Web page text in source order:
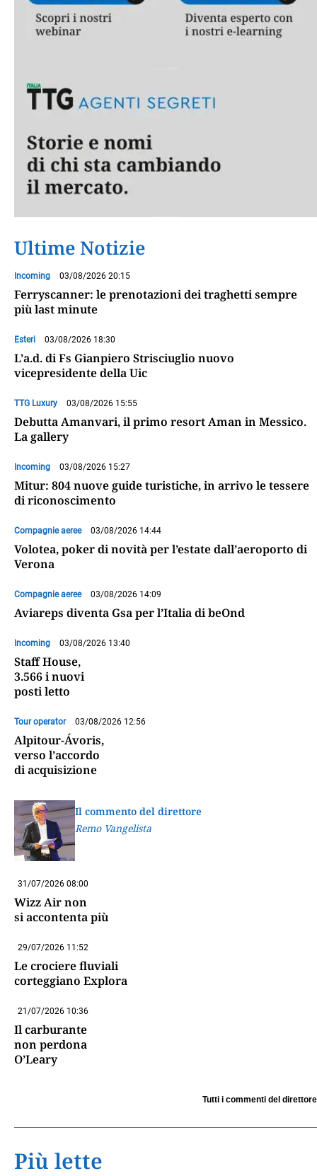
Ultime Notizie
Incoming 03/08/2026 20:15
Ferryscanner: le prenotazioni dei traghetti sempre
più last minute
Esteri 03/08/2026 18:30
L’a.d. di Fs Gianpiero Strisciuglio nuovo
vicepresidente della Uic
TTG Luxury 03/08/2026 15:55
Debutta Amanvari, il primo resort Aman in Messico.
La gallery
Incoming 03/08/2026 15:27
Mitur: 804 nuove guide turistiche, in arrivo le tessere
di riconoscimento
Compagnie aeree 03/08/2026 14:44
Volotea, poker di novità per l’estate dall’aeroporto di
Verona
Compagnie aeree 03/08/2026 14:09
Aviareps diventa Gsa per l’Italia di beOnd
Incoming 03/08/2026 13:40
Staff House,
3.566 i nuovi
posti letto
Tour operator 03/08/2026 12:56
Alpitour-Ávoris,
verso l’accordo
di acquisizione
Il commento del direttore
Remo Vangelista
31/07/2026 08:00
Wizz Air non
si accontenta più
29/07/2026 11:52
Le crociere fluviali
corteggiano Explora
21/07/2026 10:36
Il carburante
non perdona
O’Leary
Tutti i commenti del direttore
Più lette